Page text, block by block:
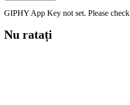
GIPHY App Key not set. Please check
Nu ratați